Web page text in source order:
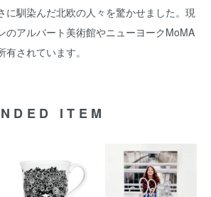
に馴染んだ北欧の人々を驚かせました。現
のアルバート美術館やニューヨークMoMA
されています。
ITEM